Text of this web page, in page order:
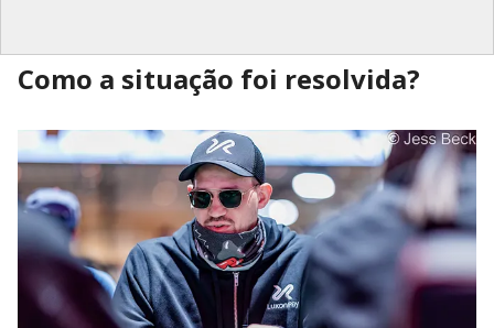
Como a situação foi resolvida?